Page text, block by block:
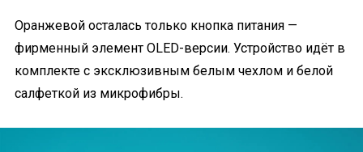
Оранжевой осталась только кнопка питания —
фирменный элемент OLED-версии. Устройство идёт в
комплекте с эксклюзивным белым чехлом и белой
салфеткой из микрофибры.